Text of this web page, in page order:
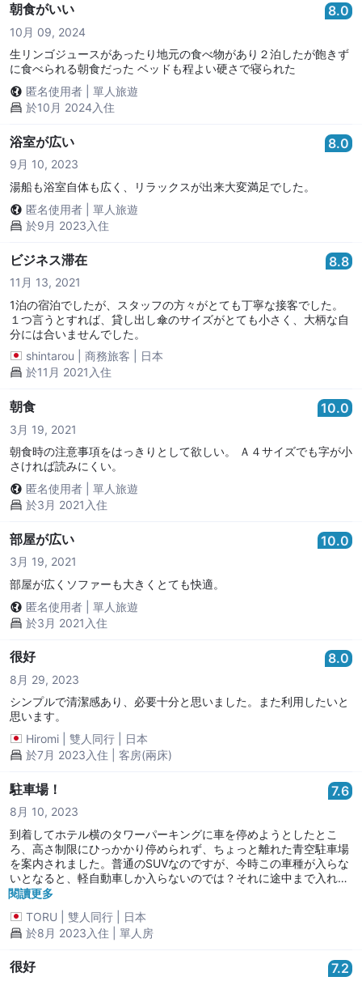
朝食がいい 8.0
10月 09, 2024
生リンゴジュースがあったり地元の食べ物があり２泊したが飽きず
に食べられる朝食だった ベッドも程よい硬さで寝られた
匿名使用者
單人旅遊
於10月 2024入住
浴室が広い 8.0
9月 10, 2023
湯船も浴室自体も広く、リラックスが出来大変満足でした。
匿名使用者
單人旅遊
於9月 2023入住
ビジネス滞在 8.8
11月 13, 2021
1泊の宿泊でしたが、スタッフの方々がとても丁寧な接客でした。
１つ言うとすれば、貸し出し傘のサイズがとても小さく、大柄な自
分には合いませんでした。
shintarou
商務旅客
日本
於11月 2021入住
朝食 10.0
3月 19, 2021
朝食時の注意事項をはっきりとして欲しい。 Ａ４サイズでも字が小
さければ読みにくい。
匿名使用者
單人旅遊
於3月 2021入住
部屋が広い 10.0
3月 19, 2021
部屋が広くソファーも大きくとても快適。
匿名使用者
單人旅遊
於3月 2021入住
很好 8.0
8月 29, 2023
シンプルで清潔感あり、必要十分と思いました。また利用したいと
思います。
Hiromi
雙人同行
日本
於7月 2023入住 | 客房(兩床)
駐車場！ 7.6
8月 10, 2023
到着してホテル横のタワーパーキングに車を停めようとしたとこ
ろ、高さ制限にひっかかり停められず、ちょっと離れた青空駐車場
を案内されました。普通のSUVなのですが、今時この車種が入らな
いとなると、軽自動車しか入らないのでは？それに途中まで入れて
NGを確認するのではなく、車種を見て判断すれば良いのでは？ 部
屋は普通のビジネス。 朝食はリーズナブルで美味しかったです。
閱讀更多
TORU
雙人同行
日本
於8月 2023入住 | 單人房
很好 7.2